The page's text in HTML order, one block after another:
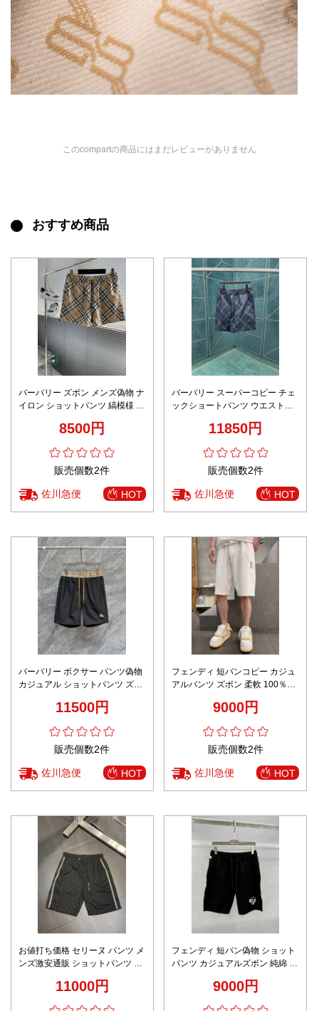
このcompartの商品にはまだレビューがありません
おすすめ商品
バーバリー ズボン メンズ偽物 ナ
イロン ショットパンツ 縞模様 カ
8500円
販売個数2件
佐川急便 HOT
バーバリー スーパーコピー チェ
ックショートパンツ ウエストゴ
11850円
販売個数2件
佐川急便 HOT
バーバリー ボクサー パンツ偽物
カジュアル ショットパンツ ズボ
11500円
販売個数2件
佐川急便 HOT
フェンディ 短パンコピー カジュ
アルパンツ ズボン 柔軟 100％綿
9000円
販売個数2件
佐川急便 HOT
お値打ち価格 セリーヌ パンツ メ
ンズ激安通販 ショットパンツ ビ
11000円
フェンディ 短パン偽物 ショット
パンツ カジュアルズボン 純綿 五
9000円